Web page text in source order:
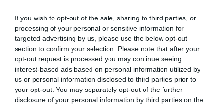
If you wish to opt-out of the sale, sharing to third parties, or
processing of your personal or sensitive information for
targeted advertising by us, please use the below opt-out
section to confirm your selection. Please note that after your
opt-out request is processed you may continue seeing
interest-based ads based on personal information utilized by
us or personal information disclosed to third parties prior to
your opt-out. You may separately opt-out of the further
disclosure of your personal information by third parties on the
Διεθνές Ινστιτούτο Στρατηγικών Μελετών: Ανέτοιμη η
Ευρώπη για ρωσικές επιθέσεις με μη επανδρωμένα
αεροσκάφη
πριν 15 λεπτά
Από τη Μόρια στην Κυψέλη: Η σκοτεινή διαδρομή ενός
εγκλήματος - Ο ασυνόδευτος ανήλικος, η πυγμαχία και
η μοιραία συνάντηση με την άτυχη Σκωτσέζα
πριν 15 λεπτά